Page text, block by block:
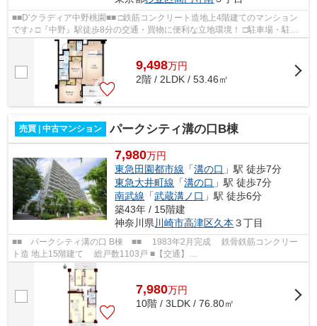
■■D'クラディア中野桃園■■ □鉄筋コンクリート造地上4階建てのマンション
です♪ □『中野』駅徒歩8分の交通・買物に便利な立地環境！ □駐車場・駐輪
場・バイク置場完備(*^_^*) □...
9,498万円
2階 / 2LDK / 53.46㎡
売買 | 中古マンション パークシティ溝の口B棟
7,980万円
東急田園都市線 「溝の口 」駅 徒歩7分
東急大井町線 「溝の口 」駅 徒歩7分
南武線 「武蔵溝ノ口 」駅 徒歩6分
築43年 / 15階建
神奈川県 川崎市高津区久本 ３丁目
■■ パークシティ溝の口 B棟 ■■ 1983年2月完成 鉄骨鉄筋コンクリー
ト造 地上15階建て 総戸数1103戸 ■【交通】
━━━━━━━━━━━━━━━ 東急田園都市線・東急大井町線【溝の
7,980万円
10階 / 3LDK / 76.80㎡